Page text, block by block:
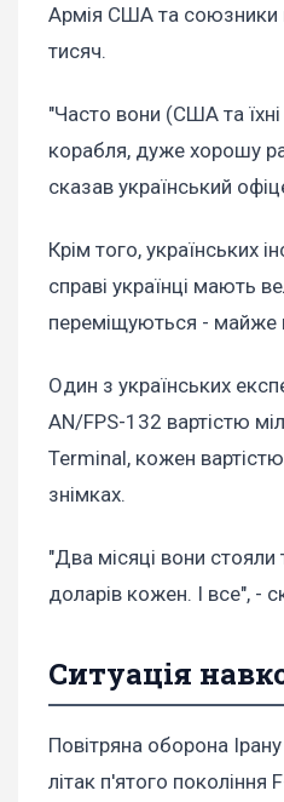
Армія США та союзники
тисяч.
"Часто вони (США та
корабля, дуже хорошу
сказав український
Крім того, українських
справі українці мають
переміщуються - майже
Один з українських
AN/FPS-132 вартістю
Terminal, кожен
знімках.
"Два місяці вони
доларів кожен. І все", -
Ситуація
Повітряна оборона Ірану
літак п'ятого